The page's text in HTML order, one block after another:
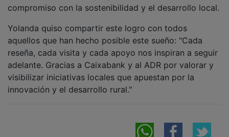
aquellos que han hecho posible este sueño: "Cada
reseña, cada visita y cada apoyo nos inspiran a seguir
adelante. Gracias a Caixabank y al ADR por valorar y
visibilizar iniciativas locales que apuestan por la
innovación y el desarrollo rural."